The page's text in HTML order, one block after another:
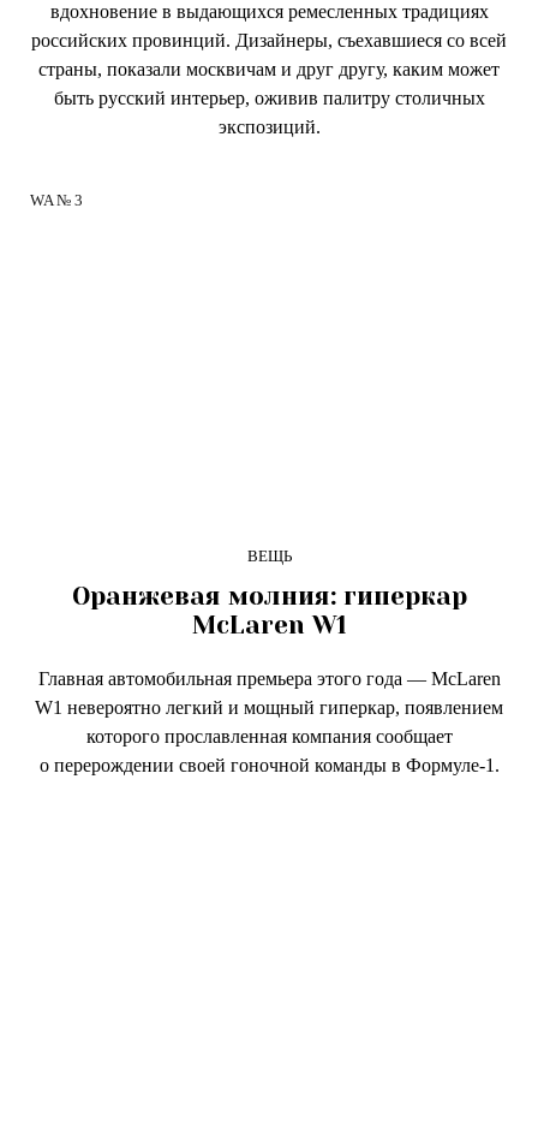
вдохновение в выдающихся ремесленных традициях
российских провинций. Дизайнеры, съехавшиеся со всей
страны, показали москвичам и друг другу, каким может
быть русский интерьер, оживив палитру столичных
экспозиций.
WA № 3
ВЕЩЬ
Оранжевая молния: гиперкар
McLaren W1
Главная автомобильная премьера этого года — McLaren
W1 невероятно легкий и мощный гиперкар, появлением
которого прославленная компания сообщает
о перерождении своей гоночной команды в Формуле-1.